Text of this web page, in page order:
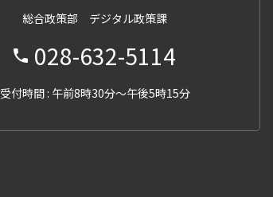
総合政策部 デジタル政策課
028-632-5114
受付時間 : 午前8時30分～午後5時15分